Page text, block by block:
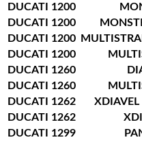
DUCATI
1200
DUCATI
1200
DUCATI
1200
DUCATI
1200
DUCATI
1260
DUCATI
1260
DUCATI
1262 XDIAVEL
DUCATI
1262
DUCATI
1299